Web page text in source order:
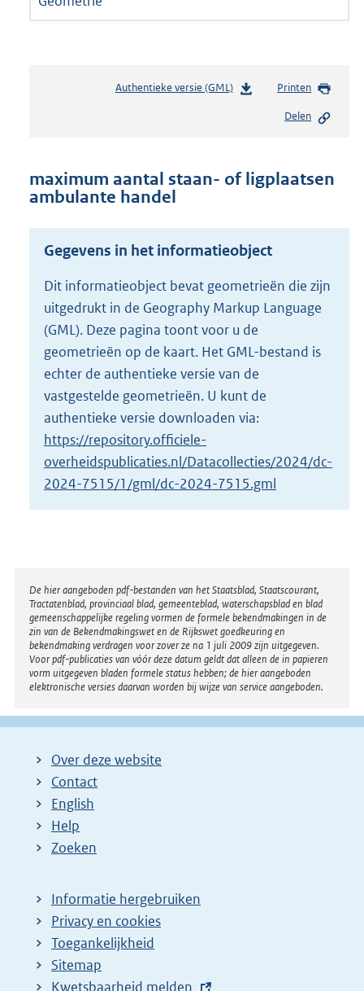
Authentieke versie (GML)b
n
o
t
t
e
:
2
K
b
Printen
Delen
maximum aantal staan- of ligplaatsen
ambulante handel
Gegevens in het informatieobject
Dit informatieobject bevat geometrieën die zijn
uitgedrukt in de Geography Markup Language
(GML). Deze pagina toont voor u de
geometrieën op de kaart. Het GML-bestand is
echter de authentieke versie van de
vastgestelde geometrieën. U kunt de
authentieke versie downloaden via:
https://repository.officiele-
overheidspublicaties.nl/Datacollecties/2024/dc-
2024-7515/1/gml/dc-2024-7515.gml
Disclaimer
De hier aangeboden pdf-bestanden van het Staatsblad, Staatscourant,
Tractatenblad, provinciaal blad, gemeenteblad, waterschapsblad en blad
gemeenschappelijke regeling vormen de formele bekendmakingen in de
zin van de Bekendmakingswet en de Rijkswet goedkeuring en
bekendmaking verdragen voor zover ze na 1 juli 2009 zijn uitgegeven.
Voor pdf-publicaties van vóór deze datum geldt dat alleen de in papieren
vorm uitgegeven bladen formele status hebben; de hier aangeboden
elektronische versies daarvan worden bij wijze van service aangeboden.
Over deze website
Contact
English
Help
Zoeken
Informatie hergebruiken
Privacy en cookies
Toegankelijkheid
Sitemap
E
Kwetsbaarheid melden